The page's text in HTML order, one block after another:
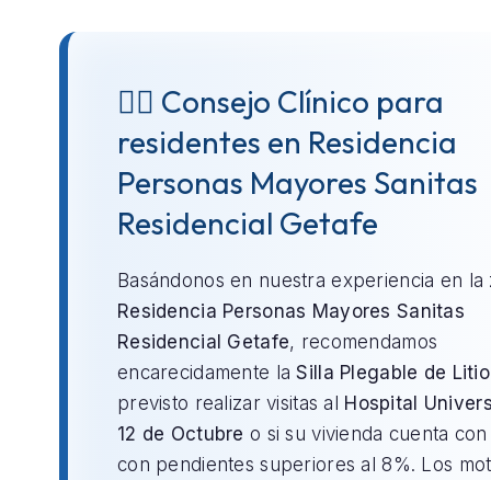
👨‍⚕️ Consejo Clínico para
residentes en Residencia
Personas Mayores Sanitas
Residencial Getafe
Basándonos en nuestra experiencia en la
Residencia Personas Mayores Sanitas
Residencial Getafe, recomendamos
encarecidamente laSilla Plegable de Litio
previsto realizar visitas al Hospital
12 de Octubre o si su vivienda cuenta
con pendientes superiores al 8%. Los